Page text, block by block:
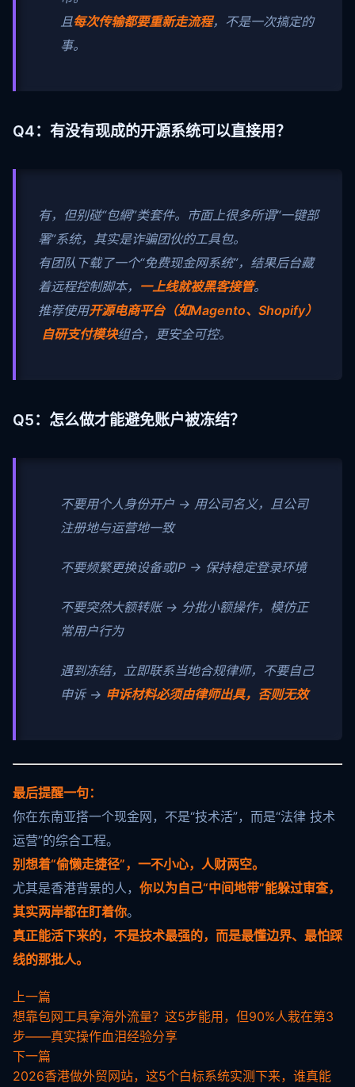
且每次传输都要重新走流程，不是一次搞定的
事。
Q4：有没有现成的开源系统可以直接用？
有，但别碰“包網”类套件。市面上很多所谓“一键部
署”系统，其实是诈骗团伙的工具包。
有团队下载了一个“免费现金网系统”，结果后台藏
着远程控制脚本， 一上线就被黑客接管。
推荐使用开源电商平台（如Magento、Shopify）
自研支付模块组合，更安全可控。
Q5：怎么做才能避免账户被冻结？
不要用个人身份开户 → 用公司名义，且公司
注册地与运营地一致
不要频繁更换设备或IP → 保持稳定登录环境
不要突然大额转账 → 分批小额操作，模仿正
常用户行为
遇到冻结，立即联系当地合规律师，不要自己
申诉 → 申诉材料必须由律师出具，否则无效
最后提醒一句：
你在东南亚搭一个现金网，不是“技术活”，而是“法律 技术
运营”的综合工程。
别想着“偷懒走捷径”，一不小心，人财两空。
尤其是香港背景的人， 你以为自己“中间地带”能躲过审查，
其实两岸都在盯着你。
真正能活下来的，不是技术最强的，而是最懂边界、最怕踩
线的那批人。
上一篇
想靠包网工具拿海外流量？这5步能用，但90%人栽在第3
步——真实操作血泪经验分享
下一篇
2026香港做外贸网站，这5个白标系统实测下来，谁真能